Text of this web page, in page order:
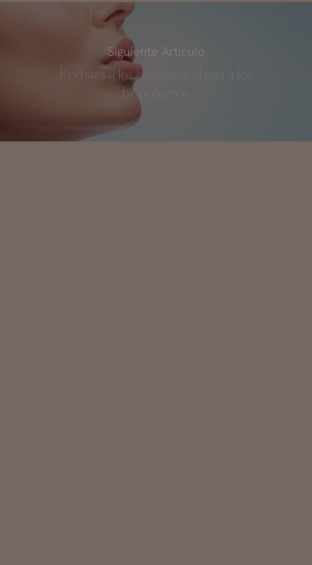
Siguiente Artículo
Rechaza a los intrusos, rechaza a los
biopolímeros